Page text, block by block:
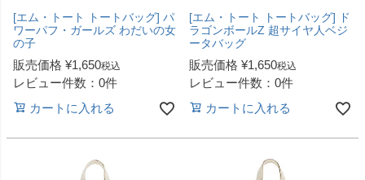
[エム・トート トートバッグ] パ
ワーパフ・ガールズ わだいの女
の子
販売価格 ¥1,650税込
レビュー件数：0件
カートに入れる
[エム・トート トートバッグ] ド
ラゴンボールZ 超サイヤ人ベジ
ータバッグ
販売価格 ¥1,650税込
レビュー件数：0件
カートに入れる